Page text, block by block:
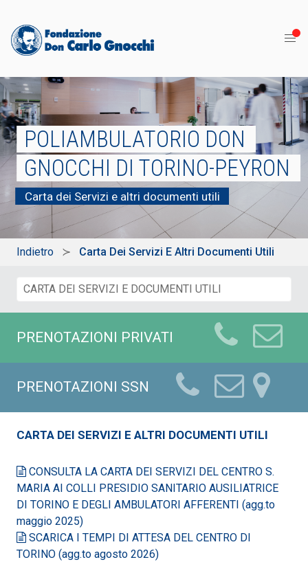
POLIAMBULATORIO DON
GNOCCHI DI TORINO-PEYRON
Carta dei Servizi e altri documenti utili
Indietro Carta Dei Servizi E Altri Documenti Utili
PRENOTAZIONI PRIVATI
PRENOTAZIONI SSN
CARTA DEI SERVIZI E ALTRI DOCUMENTI UTILI
CONSULTA LA CARTA DEI SERVIZI DEL CENTRO S.
MARIA AI COLLI PRESIDIO SANITARIO AUSILIATRICE
DI TORINO E DEGLI AMBULATORI AFFERENTI (agg.to
maggio 2025)
SCARICA I TEMPI DI ATTESA DEL CENTRO DI
TORINO (agg.to agosto 2026)